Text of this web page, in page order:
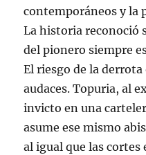
contemporáneos y la
La historia reconoció
del pionero siempre
El riesgo de la
audaces. Topuria, al
invicto en una
asume ese mismo
al igual que las cortes